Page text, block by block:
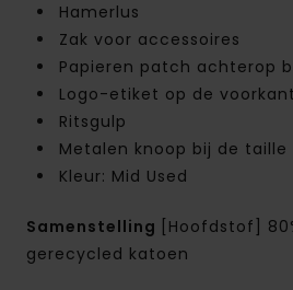
Hamerlus
Zak voor accessoires
Papieren patch achterop
Logo-etiket op de voorkant
Ritsgulp
Metalen knoop bij de taille
Kleur: Mid Used
Samenstelling
[Hoofdstof]
gerecycled katoen